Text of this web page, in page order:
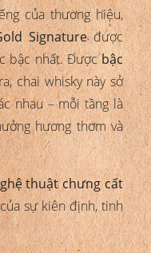
của thương hiệu,
Signatuređược
bậc nhất. Đượcbậc
chai whisky này sở
nhau – mỗi tầng là
hương thơm và
thuật chưng cất
sự kiên định, tinh